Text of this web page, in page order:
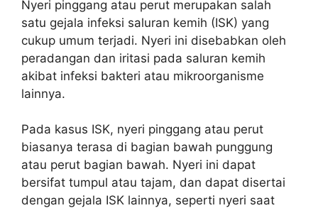
Nyeri pinggang atau perut merupakan salah
satu gejala infeksi saluran kemih (ISK) yang
cukup umum terjadi. Nyeri ini disebabkan oleh
peradangan dan iritasi pada saluran kemih
akibat infeksi bakteri atau mikroorganisme
lainnya.
Pada kasus ISK, nyeri pinggang atau perut
biasanya terasa di bagian bawah punggung
atau perut bagian bawah. Nyeri ini dapat
bersifat tumpul atau tajam, dan dapat disertai
dengan gejala ISK lainnya, seperti nyeri saat